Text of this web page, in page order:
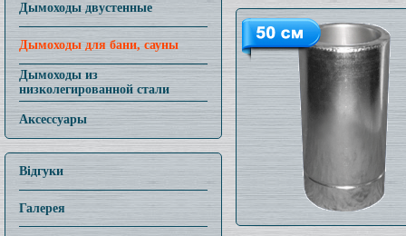
Дымоходы двустенные
Дымоходы для бани, сауны
Дымоходы из
низколегированной стали
Аксессуары
Відгуки
Галерея